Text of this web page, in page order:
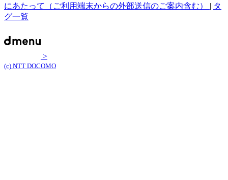
にあたって（ご利用端末からの外部送信のご案内含む） | タ
グ一覧
>
(c) NTT DOCOMO